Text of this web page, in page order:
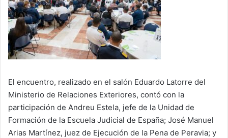
El encuentro, realizado en el salón Eduardo Latorre del
Ministerio de Relaciones Exteriores, contó con la
participación de Andreu Estela, jefe de la Unidad de
Formación de la Escuela Judicial de España; José Manuel
Arias Martínez, juez de Ejecución de la Pena de Peravia; y